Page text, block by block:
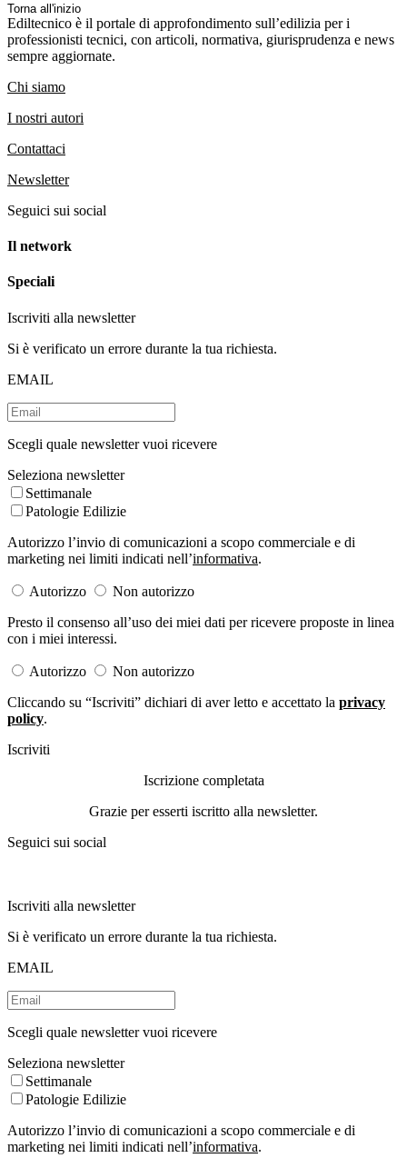
Torna all'inizio
Ediltecnico è il portale di approfondimento sull’edilizia per i
professionisti tecnici, con articoli, normativa, giurisprudenza e news
sempre aggiornate.
Chi siamo
I nostri autori
Contattaci
Newsletter
Seguici sui social
Il network
Speciali
Iscriviti alla newsletter
Si è verificato un errore durante la tua richiesta.
EMAIL
Scegli quale newsletter vuoi ricevere
Seleziona newsletter
Settimanale
Patologie Edilizie
Autorizzo l’invio di comunicazioni a scopo commerciale e di
marketing nei limiti indicati nell’informativa.
Autorizzo
Non autorizzo
Presto il consenso all’uso dei miei dati per ricevere proposte in linea
con i miei interessi.
Autorizzo
Non autorizzo
Cliccando su “Iscriviti” dichiari di aver letto e accettato la privacy
policy.
Iscriviti
Iscrizione completata
Grazie per esserti iscritto alla newsletter.
Seguici sui social
Iscriviti alla newsletter
Si è verificato un errore durante la tua richiesta.
EMAIL
Scegli quale newsletter vuoi ricevere
Seleziona newsletter
Settimanale
Patologie Edilizie
Autorizzo l’invio di comunicazioni a scopo commerciale e di
marketing nei limiti indicati nell’informativa.